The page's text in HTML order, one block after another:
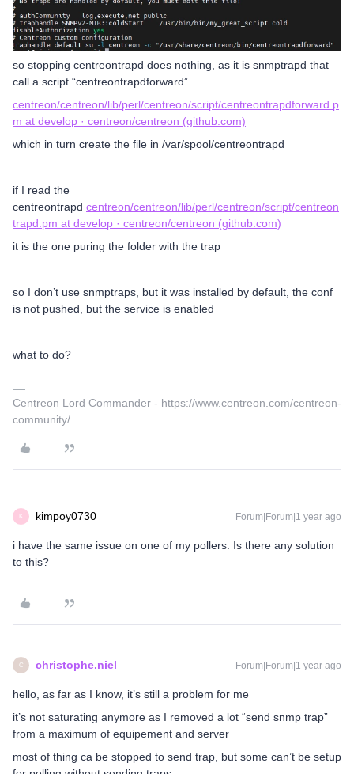
so stopping centreontrapd does nothing, as it is snmptrapd that
call a script “centreontrapdforward”
centreon/centreon/lib/perl/centreon/script/centreontrapdforward.p
m at develop · centreon/centreon (github.com)
which in turn create the file in /var/spool/centreontrapd
if I read the
centreontrapd centreon/centreon/lib/perl/centreon/script/centreon
trapd.pm at develop · centreon/centreon (github.com)
it is the one puring the folder with the trap
so I don’t use snmptraps, but it was installed by default, the conf
is not pushed, but the service is enabled
what to do?
Centreon Lord Commander - https://www.centreon.com/centreon-
community/
K kimpoy0730 Forum|Forum|1 year ago
i have the same issue on one of my pollers. Is there any solution
to this?
C christophe.niel Forum|Forum|1 year ago
hello, as far as I know, it’s still a problem for me
it’s not saturating anymore as I removed a lot “send snmp trap”
from a maximum of equipement and server
most of thing ca be stopped to send trap, but some can’t be setup